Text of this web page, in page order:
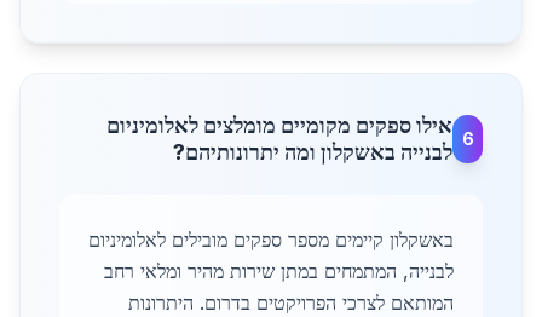
6
אילו ספקים מקומיים מומלצים לאלומיניום
לבנייה באשקלון ומה יתרונותיהם?
באשקלון קיימים מספר ספקים מובילים לאלומיניום
לבנייה, המתמחים במתן שירות מהיר ומלאי רחב
המותאם לצרכי הפרויקטים בדרום. היתרונות